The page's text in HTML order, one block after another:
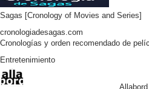
Sagas [Cronology of Movies and Series]
cronologiadesagas.com
Cronologías y orden recomendado de
Entretenimiento